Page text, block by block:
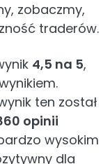
zobaczmy,
traderów.
4,5 na 5,
ten został
opinii
wysokim
dla